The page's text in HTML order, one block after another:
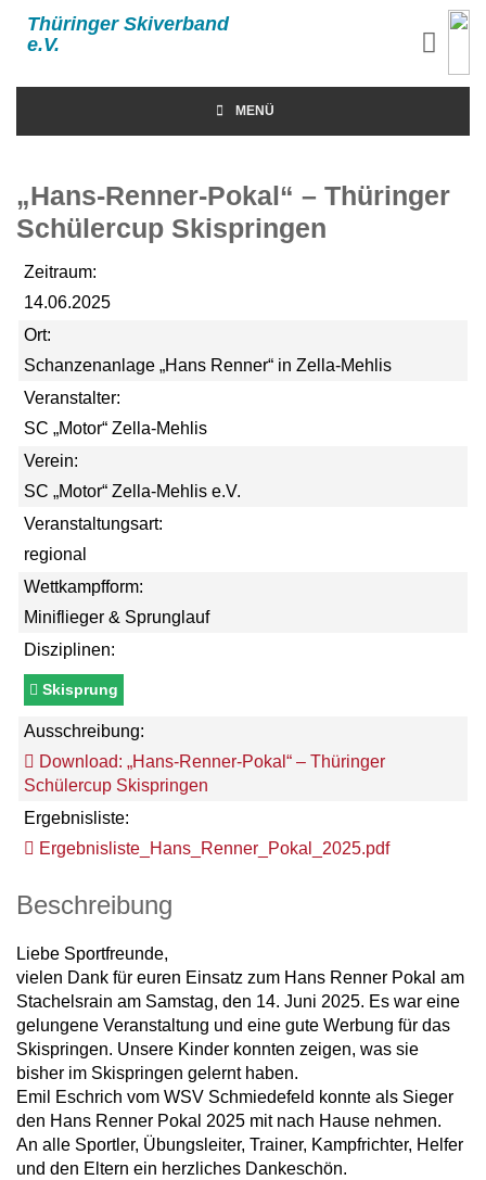
Thüringer Skiverband
e.V.
MENÜ
„Hans-Renner-Pokal“ – Thüringer
Schülercup Skispringen
Zeitraum:
14.06.2025
Ort:
Schanzenanlage „Hans Renner“ in Zella-Mehlis
Veranstalter:
SC „Motor“ Zella-Mehlis
Verein:
SC „Motor“ Zella-Mehlis e.V.
Veranstaltungsart:
regional
Wettkampfform:
Miniflieger & Sprunglauf
Disziplinen:
Skisprung
Ausschreibung:
Download: „Hans-Renner-Pokal“ – Thüringer
Schülercup Skispringen
Ergebnisliste:
Ergebnisliste_Hans_Renner_Pokal_2025.pdf
Beschreibung
Liebe Sportfreunde,
vielen Dank für euren Einsatz zum Hans Renner Pokal am
Stachelsrain am Samstag, den 14. Juni 2025. Es war eine
gelungene Veranstaltung und eine gute Werbung für das
Skispringen. Unsere Kinder konnten zeigen, was sie
bisher im Skispringen gelernt haben.
Emil Eschrich vom WSV Schmiedefeld konnte als Sieger
den Hans Renner Pokal 2025 mit nach Hause nehmen.
An alle Sportler, Übungsleiter, Trainer, Kampfrichter, Helfer
und den Eltern ein herzliches Dankeschön.